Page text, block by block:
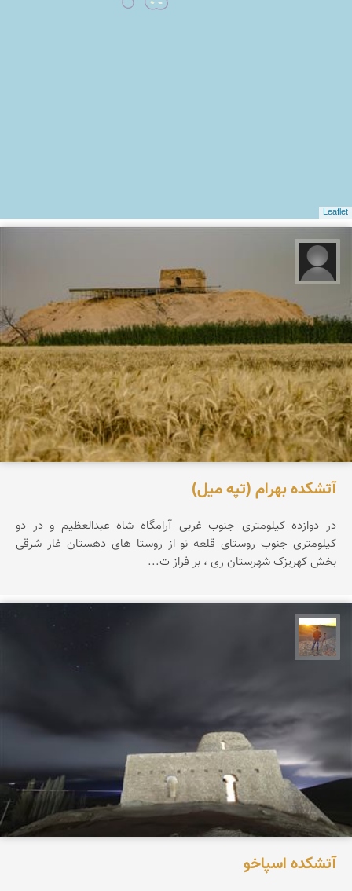
Leaflet
آتشکده بهرام (تپه میل)
در دوازده کیلومترى جنوب غربى آرامگاه شاه عبدالعظیم و در دو
کیلومترى جنوب روستاى قلعه نو از روستا هاى دهستان غار شرقى
بخش کهریزک شهرستان ری ، بر فراز ت...
آتشکده اسپاخو